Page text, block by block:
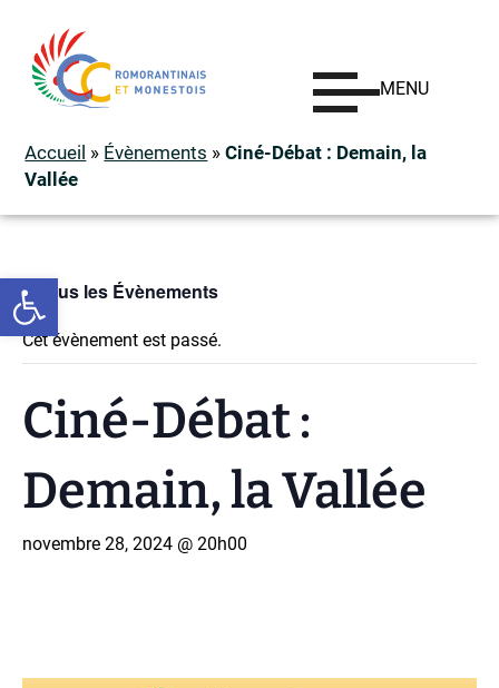
Ouvrir la barre d’outils
MENU
Accueil » Évènements »Ciné-Débat : Demain, la
Vallée
« Tous les Évènements
Cet évènement est passé.
Ciné-Débat :
Demain, la Vallée
novembre 28, 2024 @ 20h00